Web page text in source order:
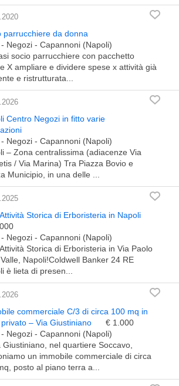
parrucchiere da donna
- Negozi - Capannoni (Napoli)
socio parrucchiere con pacchetto
X ampliare e dividere spese x attività già
e ristrutturata...
Centro Negozi in fitto varie
- Negozi - Capannoni (Napoli)
– Zona centralissima (adiacenze Via
/ Via Marina) Tra Piazza Bovio e
Municipio, in una delle ...
Storica di Erboristeria in Napoli
- Negozi - Capannoni (Napoli)
Storica di Erboristeria in Via Paolo
Napoli!Coldwell Banker 24 RE
è lieta di presen...
commerciale C/3 di circa 100 mq in
– Via Giustiniano
€ 1.000
- Negozi - Capannoni (Napoli)
Giustiniano, nel quartiere Soccavo,
un immobile commerciale di circa
posto al piano terra a...